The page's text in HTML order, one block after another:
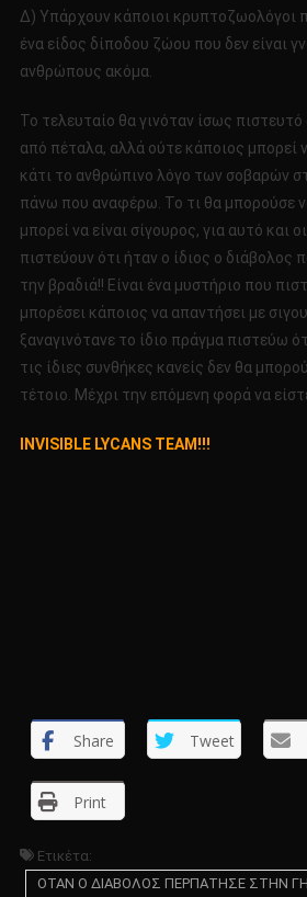
Δ) Υπάρχουν κάποιοι κρυπτοζωολόγοι
ένα είδος δίποδου ζώου που δεν είναι
ανθρώπους ακόμα.
Το τελευταίο θα γινόταν ίσως πιστευτό
από πέταλα, αλλά ούτε κάποιος μπορεί
κάτι το ανθρώπινο λόγο των σοβαρών
πάνω που αναφέρω. Το τι θα μπορούσε
μπορεί να είναι σίγουρος, για αυτό και
πιστεύουν ότι ήταν ο ίδιος ο διάβολος
την βραδιά!! Είναι ένα μυστήριο που
μπορέσει κάποιος να απαντήσει με
ξαναγινότανε το ίδιο πράγμα πιστεύω
τις ίδιες συνθήκες κανείς δεν θα
τέτοιο. Μέχρι την επόμενη φορά να
INVISIBLE LYCANS TEAM!!!
Share Tweet
Print
Ετικέτα:
ΟΤΑΝ Ο ΔΙΑΒΟΛΟΣ ΠΕΡΠΑΤΗΣΕ ΣΤΗΝ